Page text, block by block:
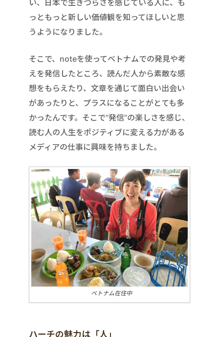
い、日本で生きづらさを感じている人に、も
っともっと新しい価値観を知ってほしいと思
うようになりました。
そこで、noteを使ってベトナムでの発見や考
えを発信したところ、読んだ人から素敵な感
想をもらえたり、文章を通じて面白い出会い
があったりと、プラスになることがとても多
かったんです。そこで“発信”の楽しさを感じ、
読む人の人生をポジティブに変える力がある
メディアの仕事に興味を持ちました。
ベトナム在住中
ハーチの魅力は「人」